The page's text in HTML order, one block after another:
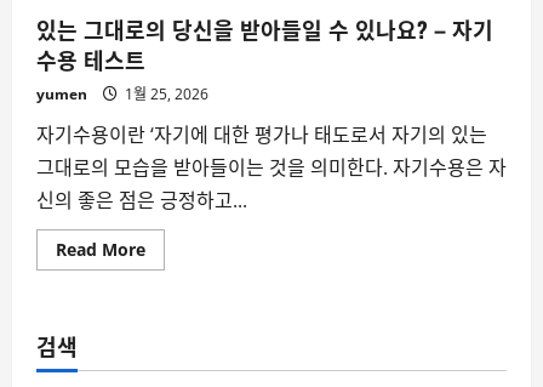
있는 그대로의 당신을 받아들일 수 있나요? – 자기
수용 테스트
yumen 1월 25, 2026
자기수용이란 ‘자기에 대한 평가나 태도로서 자기의 있는
그대로의 모습을 받아들이는 것을 의미한다. 자기수용은 자
신의 좋은 점은 긍정하고...
Read MoreRead
more
로
검색